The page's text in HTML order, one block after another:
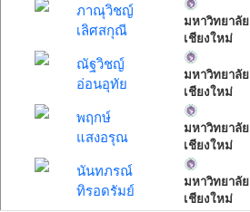
ภาณุวิชญ์
เลิศสกุณี
มหาวิทยาลัย
เชียงใหม่
ณัฐวิชญ์
อ่อนอุทัย
มหาวิทยาลัย
เชียงใหม่
พฤกษ์
แสงอรุณ
มหาวิทยาลัย
เชียงใหม่
นันทภรณ์
ทิรอดรัมย์
มหาวิทยาลัย
เชียงใหม่